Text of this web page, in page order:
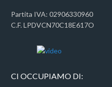
Partita IVA: 02906330960
C.F. LPDVCN70C18E617O
CI OCCUPIAMO DI: